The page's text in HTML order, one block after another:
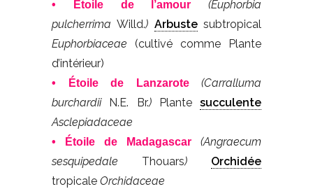
• Étoile de l’amour
(Euphorbia
pulcherrimaWilld.) Arbustesubtropical
Euphorbiaceae (cultivé comme Plante
d’intérieur)
• Étoile de Lanzarote
(Carralluma
burchardiiN.E. Br.)Plante succulente
Asclepiadaceae
• Étoile de Madagascar
(Angraecum
sesquipedale Thouars) Orchidée
tropicale Orchidaceae